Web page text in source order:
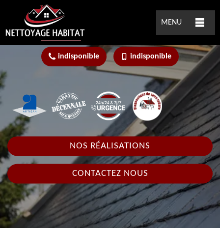
MENU
indisponible indisponible
NOS RÉALISATIONS
CONTACTEZ NOUS